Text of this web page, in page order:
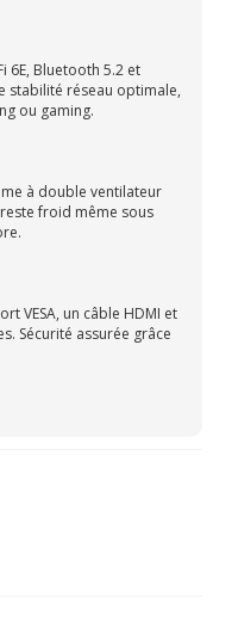
6E, Bluetooth 5.2 et
stabilité réseau optimale,
ou gaming.
à double ventilateur
froid même sous
VESA, un câble HDMI et
Sécurité assurée grâce